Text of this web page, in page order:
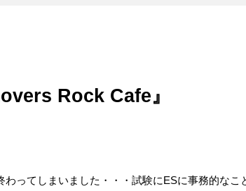
Rock Cafe』
わってしまいました・・・試験にESに事務的なこ